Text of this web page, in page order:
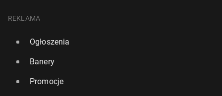
REKLAMA
Ogłoszenia
Banery
Promocje